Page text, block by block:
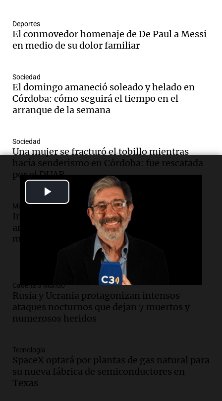
Video
Deportes
El conmovedor homenaje de De Paul a Messi
en medio de su dolor familiar
Sociedad
El domingo amaneció soleado y helado en
Córdoba: cómo seguirá el tiempo en el
arranque de la semana
Sociedad
Una mujer se fracturó el tobillo mientras
hacía senderismo en Córdoba: fue rescatada
por el DUAR
Mundo
Investigadores israelíes descubren gen
antiguo que mejora la calidad del trigo
moderno
Cadena 3 Mundo
Rusia y Ucrania protagonizan intensos
ataques nocturnos que dejan 7 muertos y
numerosos heridos
Tecnología
SpaceX optará por plantas de gas natural para
su nueva fábrica de semiconductores en
Texas